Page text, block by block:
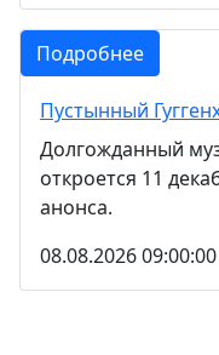
Подробнее
Пустынный
Долгожданный
откроется 11
анонса.
08.08.2026 09:00:00